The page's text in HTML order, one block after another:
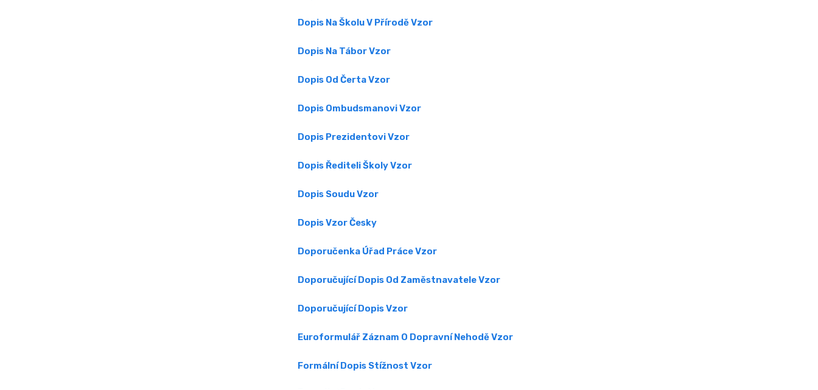
Dopis Na Školu V Přírodě Vzor
Dopis Na Tábor Vzor
Dopis Od Čerta Vzor
Dopis Ombudsmanovi Vzor
Dopis Prezidentovi Vzor
Dopis Řediteli Školy Vzor
Dopis Soudu Vzor
Dopis Vzor Česky
Doporučenka Úřad Práce Vzor
Doporučující Dopis Od Zaměstnavatele Vzor
Doporučující Dopis Vzor
Euroformulář Záznam O Dopravní Nehodě Vzor
Formální Dopis Stížnost Vzor